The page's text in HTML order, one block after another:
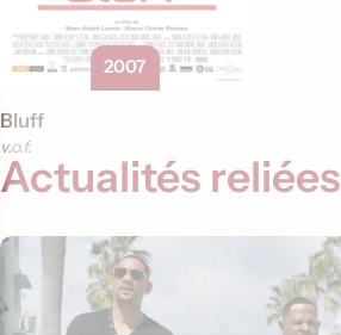
2007
Bluff
v.o.f.
Actualités reliées